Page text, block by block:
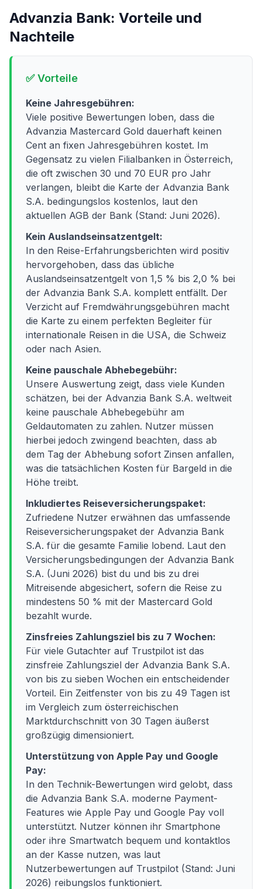
Advanzia Bank: Vorteile und
Nachteile
✅ Vorteile
Keine Jahresgebühren:
Viele positive Bewertungen loben, dass die
Advanzia Mastercard Gold dauerhaft keinen
Cent an fixen Jahresgebühren kostet. Im
Gegensatz zu vielen Filialbanken in Österreich,
die oft zwischen 30 und 70 EUR pro Jahr
verlangen, bleibt die Karte der Advanzia Bank
S.A. bedingungslos kostenlos, laut den
aktuellen AGB der Bank (Stand: Juni 2026).
Kein Auslandseinsatzentgelt:
In den Reise-Erfahrungsberichten wird positiv
hervorgehoben, dass das übliche
Auslandseinsatzentgelt von 1,5 % bis 2,0 % bei
der Advanzia Bank S.A. komplett entfällt. Der
Verzicht auf Fremdwährungsgebühren macht
die Karte zu einem perfekten Begleiter für
internationale Reisen in die USA, die Schweiz
oder nach Asien.
Keine pauschale Abhebegebühr:
Unsere Auswertung zeigt, dass viele Kunden
schätzen, bei der Advanzia Bank S.A. weltweit
keine pauschale Abhebegebühr am
Geldautomaten zu zahlen. Nutzer müssen
hierbei jedoch zwingend beachten, dass ab
dem Tag der Abhebung sofort Zinsen anfallen,
was die tatsächlichen Kosten für Bargeld in die
Höhe treibt.
Inkludiertes Reiseversicherungspaket:
Zufriedene Nutzer erwähnen das umfassende
Reiseversicherungspaket der Advanzia Bank
S.A. für die gesamte Familie lobend. Laut den
Versicherungsbedingungen der Advanzia Bank
S.A. (Juni 2026) bist du und bis zu drei
Mitreisende abgesichert, sofern die Reise zu
mindestens 50 % mit der Mastercard Gold
bezahlt wurde.
Zinsfreies Zahlungsziel bis zu 7 Wochen:
Für viele Gutachter auf Trustpilot ist das
zinsfreie Zahlungsziel der Advanzia Bank S.A.
von bis zu sieben Wochen ein entscheidender
Vorteil. Ein Zeitfenster von bis zu 49 Tagen ist
im Vergleich zum österreichischen
Marktdurchschnitt von 30 Tagen äußerst
großzügig dimensioniert.
Unterstützung von Apple Pay und Google
Pay:
In den Technik-Bewertungen wird gelobt, dass
die Advanzia Bank S.A. moderne Payment-
Features wie Apple Pay und Google Pay voll
unterstützt. Nutzer können ihr Smartphone
oder ihre Smartwatch bequem und kontaktlos
an der Kasse nutzen, was laut
Nutzerbewertungen auf Trustpilot (Stand: Juni
2026) reibungslos funktioniert.